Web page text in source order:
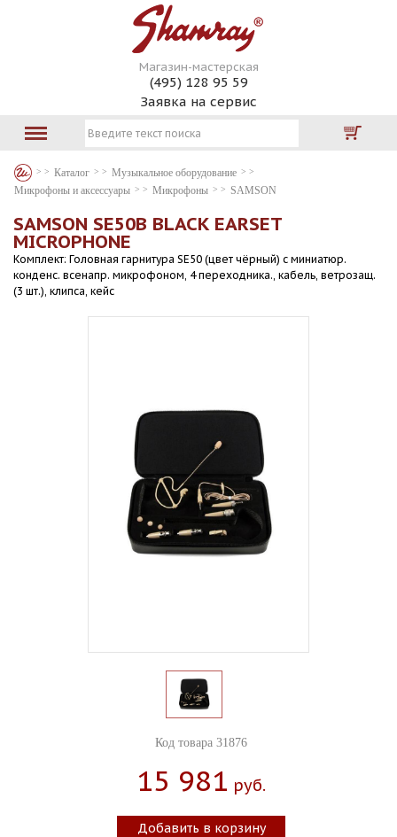
Магазин-мастерская
(495) 128 95 59
Заявка на сервис
Каталог
Музыкальное оборудование
Микрофоны и аксессуары
Микрофоны SAMSON
SAMSON SE50B BLACK EARSET
MICROPHONE
Комплект: Головная гарнитура SE50 (цвет чёрный) с миниатюр.
конденс. всенапр. микрофоном, 4 переходника., кабель, ветрозащ.
(3 шт.), клипса, кейс
Код товара 31876
15 981 Руб.
Добавить в корзину